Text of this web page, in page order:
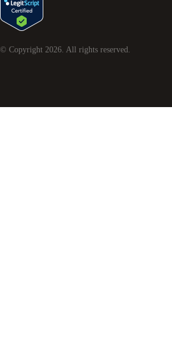
© Copyright 2026 . All rights reserved.